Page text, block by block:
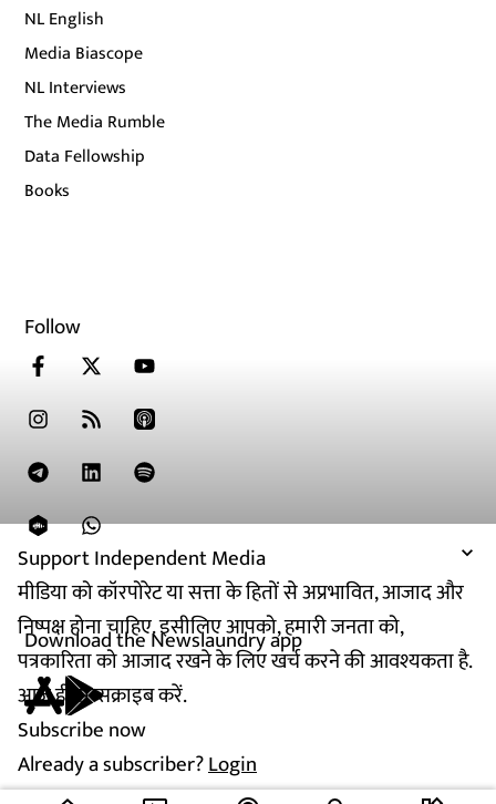
Support Independent Media
मीडिया को कॉरपोरेट या सत्ता के हितों से अप्रभावित, आजाद और
निष्पक्ष होना चाहिए. इसीलिए आपको, हमारी जनता को,
पत्रकारिता को आजाद रखने के लिए खर्च करने की आवश्यकता है.
आज ही सब्सक्राइब करें.
Subscribe now
Already a subscriber?Login
NL English
Media Biascope
NL Interviews
The Media Rumble
Data Fellowship
Books
Follow
Download the Newslaundry app